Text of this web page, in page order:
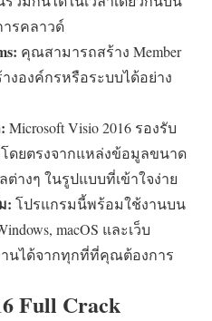
ารคลาวด์
คุณสามารถสร้าง Member
างองค์กรหรือระบบได้อย่าง
Microsoft Visio 2016 รองรับ
ดยตรงจากแหล่งข้อมูลขนาด
งๆ ในรูปแบบที่เข้าใจง่าย
: โปรแกรมนี้พร้อมใช้งานบน
macOS และเว็บ
นได้จากทุกที่ที่คุณต้องการ
Full Crack